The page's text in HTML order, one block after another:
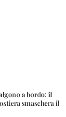
a bordo: il
smaschera il